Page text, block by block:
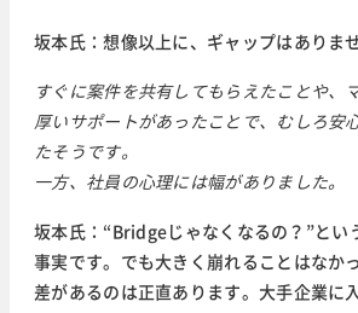
坂本氏：想像以上に、ギャップはありま
すぐに案件を共有してもらえたことや、
厚いサポートがあったことで、むしろ安
たそうです。
一方、社員の心理には幅がありました。
坂本氏：“Bridgeじゃなくなるの？”とい
事実です。でも大きく崩れることはなか
差があるのは正直あります。大手企業に